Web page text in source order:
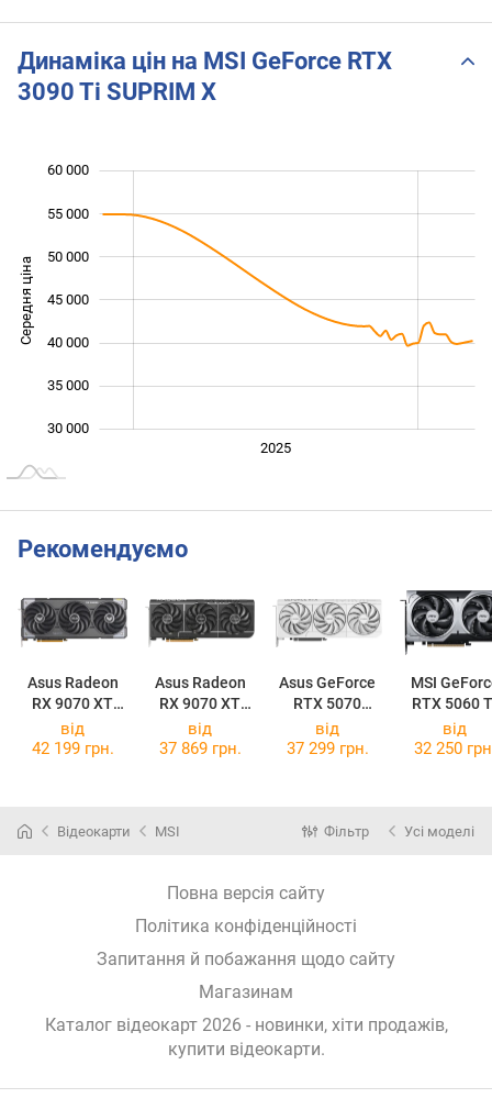
Динаміка цін на MSI GeForce RTX
3090 Ti SUPRIM X
Середня ціна 30 000
30 000
35 000
40 000
45 000
50 000
55 000
60 000
2025
Рекомендуємо
Asus Radeon
RX 9070 XT
TUF Gaming
OC 16GB
Asus Radeon
RX 9070 XT
Prime OC 16GB
Asus GeForce
RTX 5070
Prime OC White
MSI
RTX 5060
16G
2X OC
від
42 199 грн.
від
37 869 грн.
від
37 299 грн.
від
32 250
Відеокарти MSI Фільтр Усі моделі
Повна версія сайту
Політика конфіденційності
Запитання й побажання щодо сайту
Магазинам
Каталог відеокарт 2026 - новинки, хіти продажів,
купити відеокарти.